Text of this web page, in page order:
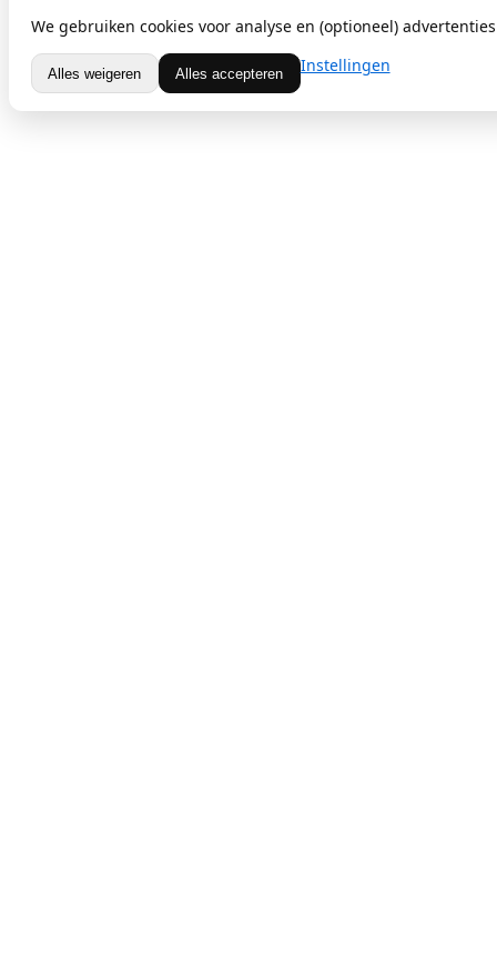
We gebruiken cookies voor analyse en (optioneel)
Alles weigeren Alles accepteren Instellingen